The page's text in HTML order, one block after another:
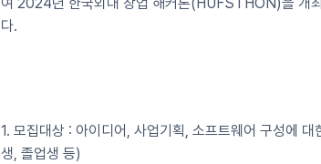
다.
1. 모집대상 : 아이디어, 사업기획, 소프트웨어 구성에
생, 졸업생 등)